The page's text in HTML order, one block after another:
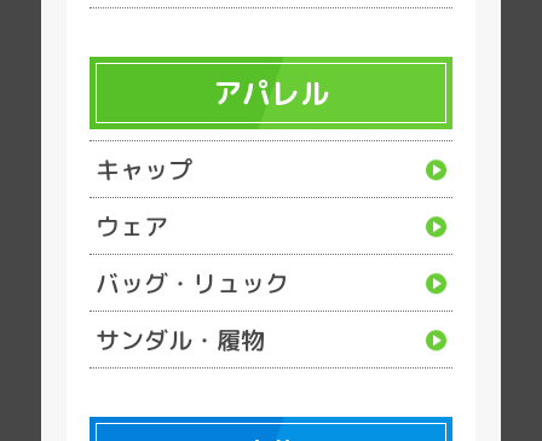
アパレル
キャップ
ウェア
バッグ・リュック
サンダル・履物